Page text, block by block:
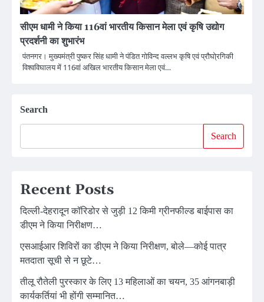
सीएम धामी ने किया 116वां भारतीय किसान मेला एवं कृषि उद्योग
प्रदर्शनी का शुभारंभ
पंतनगर। मुख्यमंत्री पुष्कर सिंह धामी ने पंडित गोविन्द वल्लभ कृषि एवं प्रौघो्रगिकी
विश्वविघालय में 116वां अखिल भारतीय किसान मेला एवं…
Search
Search
Recent Posts
दिल्ली-देहरादून कॉरिडोर से जुड़ी 12 किमी ग्रीनफील्ड बाईपास का
डीएम ने किया निरीक्षण…
एसआईआर शिविरों का डीएम ने किया निरीक्षण, बोले—कोई पात्र
मतदाता सूची से न छूटे…
तीलू रौतेली पुरस्कार के लिए 13 महिलाओं का चयन, 35 आंगनबाड़ी
कार्यकर्तियां भी होंगी सम्मानित…